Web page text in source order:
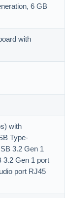
6 GB
with
with
Type-
3.2 Gen 1
3.2 Gen 1 port
port RJ45